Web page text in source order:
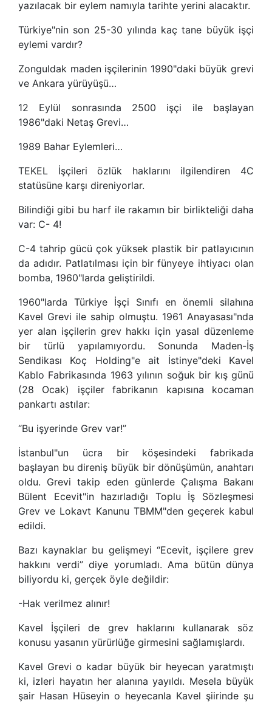
yazılacak bir eylem namıyla tarihte yerini alacaktır.
Türkiye"nin son 25-30 yılında kaç tane büyük işçi
eylemi vardır?
Zonguldak maden işçilerinin 1990"daki büyük grevi
ve Ankara yürüyüşü…
12 Eylül sonrasında 2500 işçi ile başlayan
1986"daki Netaş Grevi…
1989 Bahar Eylemleri…
TEKEL İşçileri özlük haklarını ilgilendiren 4C
statüsüne karşı direniyorlar.
Bilindiği gibi bu harf ile rakamın bir birlikteliği daha
var: C- 4!
C-4 tahrip gücü çok yüksek plastik bir patlayıcının
da adıdır. Patlatılması için bir fünyeye ihtiyacı olan
bomba, 1960"larda geliştirildi.
1960"larda Türkiye İşçi Sınıfı en önemli silahına
Kavel Grevi ile sahip olmuştu. 1961 Anayasası"nda
yer alan işçilerin grev hakkı için yasal düzenleme
bir türlü yapılamıyordu. Sonunda Maden-İş
Sendikası Koç Holding"e ait İstinye"deki Kavel
Kablo Fabrikasında 1963 yılının soğuk bir kış günü
(28 Ocak) işçiler fabrikanın kapısına kocaman
pankartı astılar:
“Bu işyerinde Grev var!”
İstanbul"un ücra bir köşesindeki fabrikada
başlayan bu direniş büyük bir dönüşümün, anahtarı
oldu. Grevi takip eden günlerde Çalışma Bakanı
Bülent Ecevit"in hazırladığı Toplu İş Sözleşmesi
Grev ve Lokavt Kanunu TBMM"den geçerek kabul
edildi.
Bazı kaynaklar bu gelişmeyi “Ecevit, işçilere grev
hakkını verdi” diye yorumladı. Ama bütün dünya
biliyordu ki, gerçek öyle değildir:
-Hak verilmez alınır!
Kavel İşçileri de grev haklarını kullanarak söz
konusu yasanın yürürlüğe girmesini sağlamışlardı.
Kavel Grevi o kadar büyük bir heyecan yaratmıştı
ki, izleri hayatın her alanına yayıldı. Mesela büyük
şair Hasan Hüseyin o heyecanla Kavel şiirinde şu